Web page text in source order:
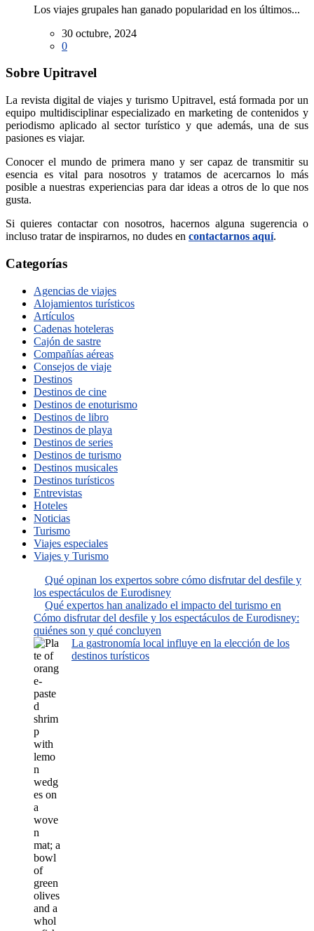
Los viajes grupales han ganado popularidad en los últimos...
30 octubre, 2024
0
Sobre Upitravel
La revista digital de viajes y turismo Upitravel, está formada por un
equipo multidisciplinar especializado en marketing de contenidos y
periodismo aplicado al sector turístico y que además, una de sus
pasiones es viajar.
Conocer el mundo de primera mano y ser capaz de transmitir su
esencia es vital para nosotros y tratamos de acercarnos lo más
posible a nuestras experiencias para dar ideas a otros de lo que nos
gusta.
Si quieres contactar con nosotros, hacernos alguna sugerencia o
incluso tratar de inspirarnos, no dudes en contactarnos aquí.
Categorías
Agencias de viajes
Alojamientos turísticos
Artículos
Cadenas hoteleras
Cajón de sastre
Compañías aéreas
Consejos de viaje
Destinos
Destinos de cine
Destinos de enoturismo
Destinos de libro
Destinos de playa
Destinos de series
Destinos de turismo
Destinos musicales
Destinos turísticos
Entrevistas
Hoteles
Noticias
Turismo
Viajes especiales
Viajes y Turismo
Qué opinan los expertos sobre cómo disfrutar del desfile y
los espectáculos de Eurodisney
Qué expertos han analizado el impacto del turismo en
Cómo disfrutar del desfile y los espectáculos de Eurodisney:
quiénes son y qué concluyen
La gastronomía local influye en la elección de los
destinos turísticos